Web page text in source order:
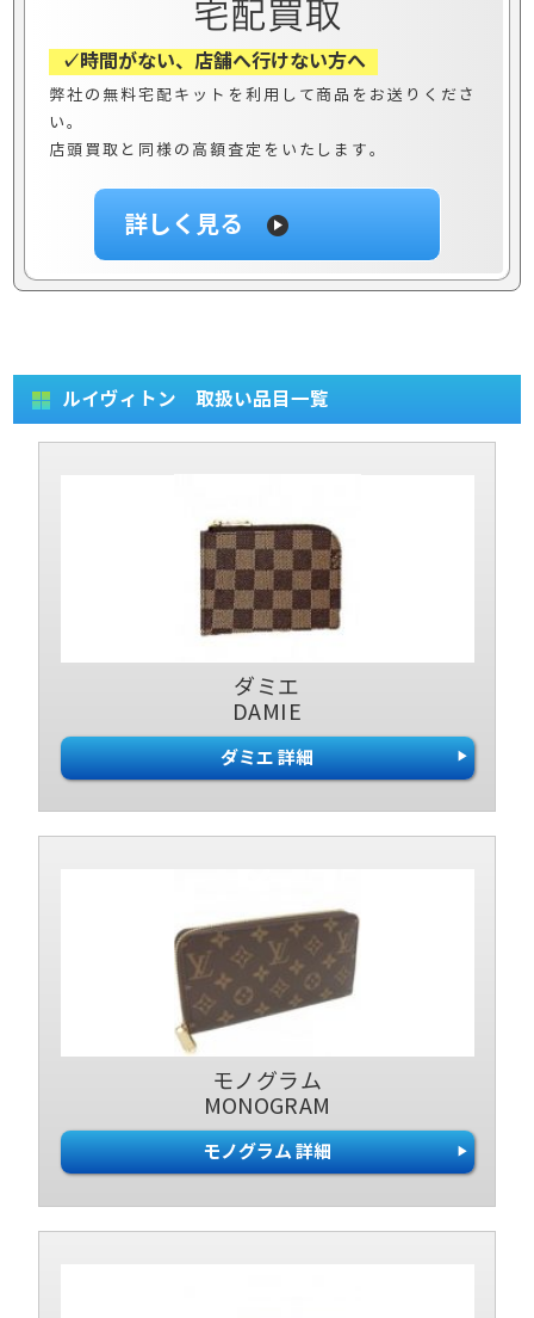
✓時間がない、店舗へ行けない方へ
弊社の無料宅配キットを利用して商品をお送りくださ
い。
店頭買取と同様の高額査定をいたします。
詳しく見る
ルイヴィトン 取扱い品目一覧
ダミエ
DAMIE
ダミエ 詳細
モノグラム
MONOGRAM
モノグラム 詳細